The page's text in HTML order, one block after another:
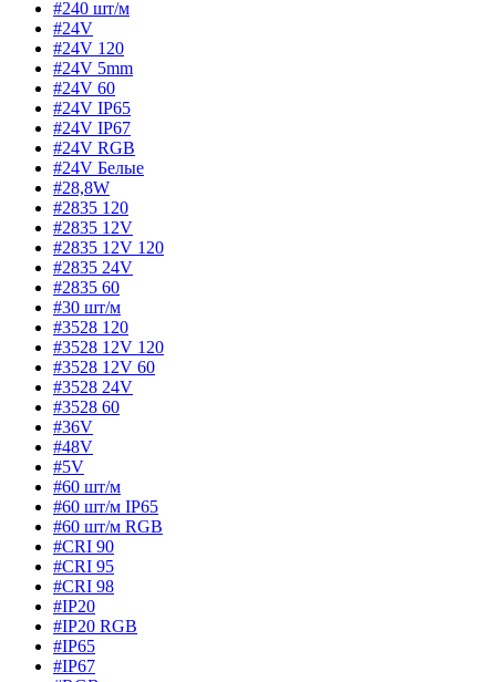
#240 шт/м
#24V
#24V 120
#24V 5mm
#24V 60
#24V IP65
#24V IP67
#24V RGB
#24V Белые
#28,8W
#2835 120
#2835 12V
#2835 12V 120
#2835 24V
#2835 60
#30 шт/м
#3528 120
#3528 12V 120
#3528 12V 60
#3528 24V
#3528 60
#36V
#48V
#5V
#60 шт/м
#60 шт/м IP65
#60 шт/м RGB
#CRI 90
#CRI 95
#CRI 98
#IP20
#IP20 RGB
#IP65
#IP67